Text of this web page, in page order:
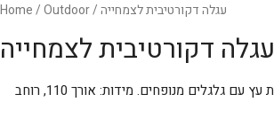
Home / Outdoor / עגלה דקורטיבית לצמחייה
עגלה דקורטיבית לצמחייה